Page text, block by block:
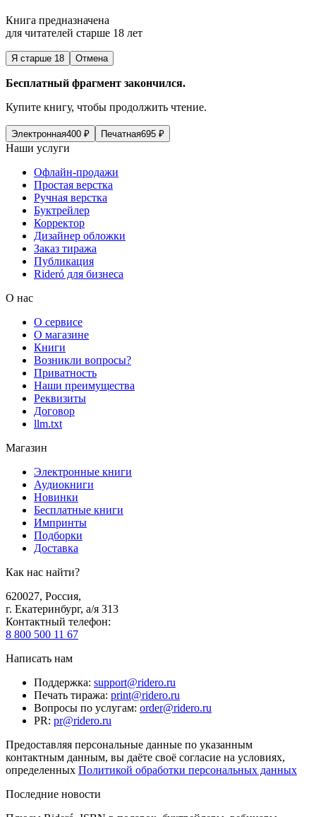
Книга предназначена
для читателей старше 18 лет
Я старше 18 Отмена
Бесплатный фрагмент закончился.
Купите книгу, чтобы продолжить чтение.
Электронная400 ₽ Печатная695 ₽
Наши услуги
Офлайн-продажи
Простая верстка
Ручная верстка
Буктрейлер
Корректор
Дизайнер обложки
Заказ тиража
Публикация
Rideró для бизнеса
О нас
О сервисе
О магазине
Книги
Возникли вопросы?
Приватность
Наши преимущества
Реквизиты
Договор
llm.txt
Магазин
Электронные книги
Аудиокниги
Новинки
Бесплатные книги
Импринты
Подборки
Доставка
Как нас найти?
620027, Россия,
г. Екатеринбург, а/я 313
Контактный телефон:
8 800 500 11 67
Написать нам
Поддержка: support@ridero.ru
Печать тиража: print@ridero.ru
Вопросы по услугам: order@ridero.ru
PR: pr@ridero.ru
Предоставляя персональные данные по указанным
контактным данным, вы даёте своё согласие на условиях,
определенных Политикой обработки персональных данных
Последние новости